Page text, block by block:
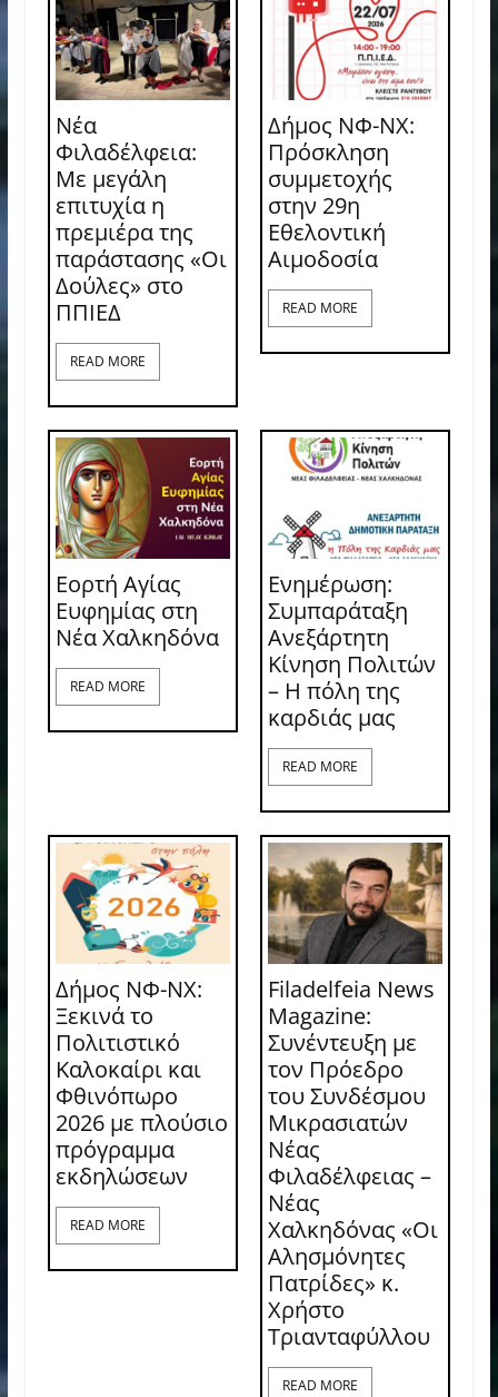
Νέα
Φιλαδέλφεια:
Με μεγάλη
επιτυχία η
πρεμιέρα της
παράστασης «Οι
Δούλες» στο
ΠΠΙΕΔ
READ MORE
Δήμος ΝΦ-ΝΧ:
Πρόσκληση
συμμετοχής
στην 29η
Εθελοντική
Αιμοδοσία
READ MORE
Εορτή Αγίας
Ευφημίας στη
Νέα Χαλκηδόνα
READ MORE
Ενημέρωση:
Συμπαράταξη
Ανεξάρτητη
Κίνηση Πολιτών
– Η πόλη της
καρδιάς μας
READ MORE
Δήμος ΝΦ-ΝΧ:
Ξεκινά το
Πολιτιστικό
Καλοκαίρι και
Φθινόπωρο
2026 με πλούσιο
πρόγραμμα
εκδηλώσεων
READ MORE
Filadelfeia News
Magazine:
Συνέντευξη με
τον Πρόεδρο
του Συνδέσμου
Μικρασιατών
Νέας
Φιλαδέλφειας –
Νέας
Χαλκηδόνας «Οι
Αλησμόνητες
Πατρίδες» κ.
Χρήστο
Τριανταφύλλου
READ MORE